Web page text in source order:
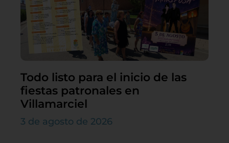
Todo listo para el inicio de las
fiestas patronales en
Villamarciel
3 de agosto de 2026